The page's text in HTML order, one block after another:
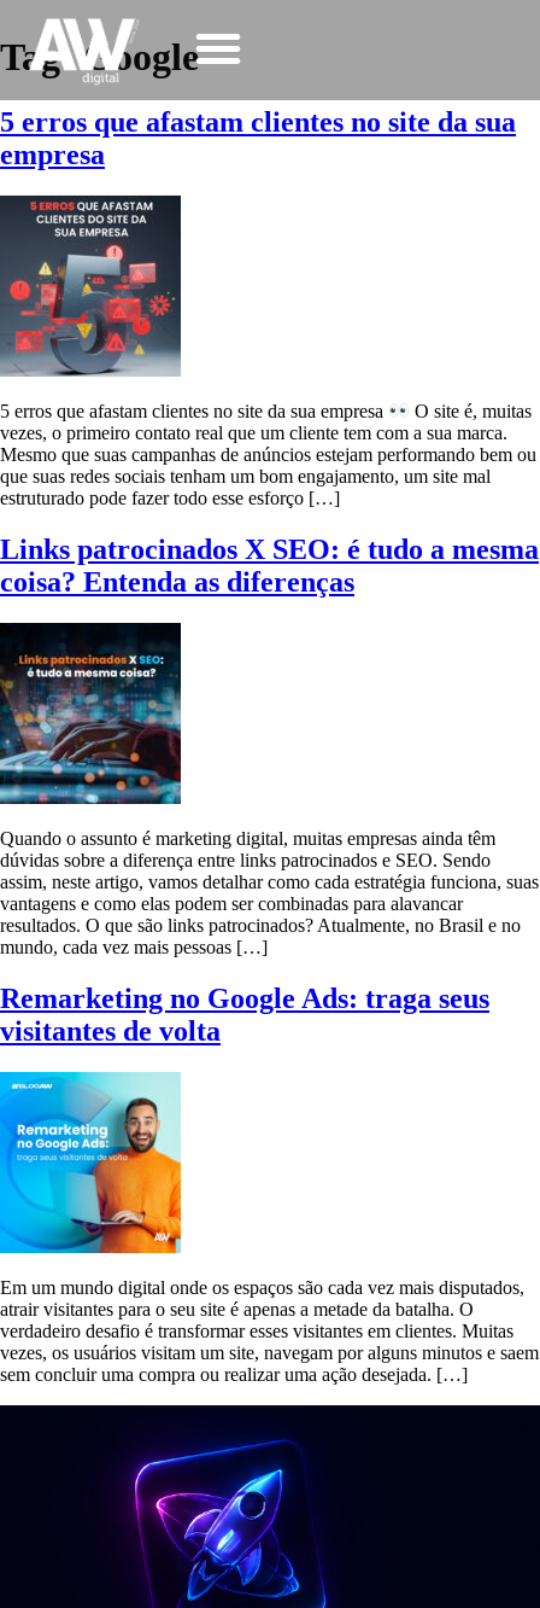
Tag:Google
5 erros que afastam clientes no site da sua
empresa
5 erros que afastam clientes no site da sua empresa
O site é, muitas
vezes, o primeiro contato real que um cliente tem com a sua marca.
Mesmo que suas campanhas de anúncios estejam performando bem ou
que suas redes sociais tenham um bom engajamento, um site mal
estruturado pode fazer todo esse esforço […]
Links patrocinados X SEO: é tudo a mesma
coisa? Entenda as diferenças
Quando o assunto é marketing digital, muitas empresas ainda têm
dúvidas sobre a diferença entre links patrocinados e SEO. Sendo
assim, neste artigo, vamos detalhar como cada estratégia funciona, suas
vantagens e como elas podem ser combinadas para alavancar
resultados. O que são links patrocinados? Atualmente, no Brasil e no
mundo, cada vez mais pessoas […]
Remarketing no Google Ads: traga seus
visitantes de volta
Em um mundo digital onde os espaços são cada vez mais disputados,
atrair visitantes para o seu site é apenas a metade da batalha. O
verdadeiro desafio é transformar esses visitantes em clientes. Muitas
vezes, os usuários visitam um site, navegam por alguns minutos e saem
sem concluir uma compra ou realizar uma ação desejada. […]